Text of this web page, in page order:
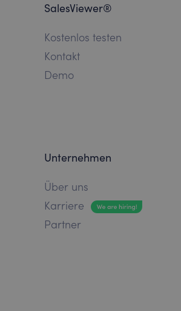
SalesViewer®
Kostenlos testen
Kontakt
Demo
Unternehmen
Über uns
Karriere
Partner